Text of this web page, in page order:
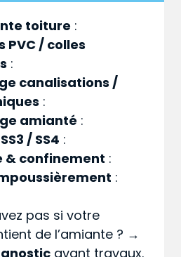
toiture :
PVC / colles
:
canalisations /
:
amianté :
/ SS4 :
& confinement :
:
pas si votre
de l’amiante ? →
avant travaux.